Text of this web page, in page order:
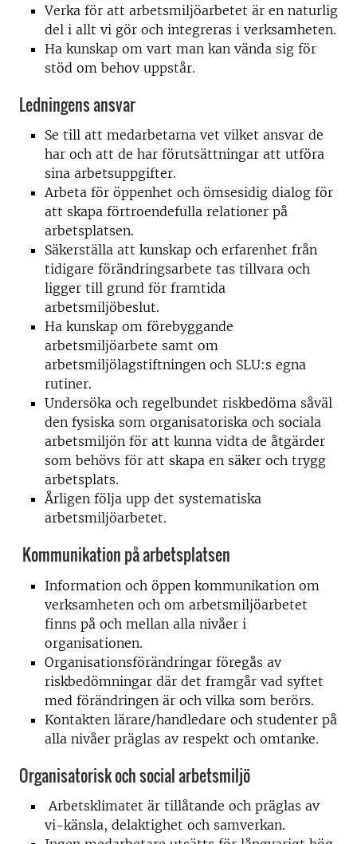
Verka för att arbetsmiljöarbetet är en naturlig
del i allt vi gör och integreras i verksamheten.
Ha kunskap om vart man kan vända sig för
stöd om behov uppstår.
Ledningens ansvar
Se till att medarbetarna vet vilket ansvar de
har och att de har förutsättningar att utföra
sina arbetsuppgifter.
Arbeta för öppenhet och ömsesidig dialog för
att skapa förtroendefulla relationer på
arbetsplatsen.
Säkerställa att kunskap och erfarenhet från
tidigare förändringsarbete tas tillvara och
ligger till grund för framtida
arbetsmiljöbeslut.
Ha kunskap om förebyggande
arbetsmiljöarbete samt om
arbetsmiljölagstiftningen och SLU:s egna
rutiner.
Undersöka och regelbundet riskbedöma såväl
den fysiska som organisatoriska och sociala
arbetsmiljön för att kunna vidta de åtgärder
som behövs för att skapa en säker och trygg
arbetsplats.
Årligen följa upp det systematiska
arbetsmiljöarbetet.
Kommunikation på arbetsplatsen
Information och öppen kommunikation om
verksamheten och om arbetsmiljöarbetet
finns på och mellan alla nivåer i
organisationen.
Organisationsförändringar föregås av
riskbedömningar där det framgår vad syftet
med förändringen är och vilka som berörs.
Kontakten lärare/handledare och studenter på
alla nivåer präglas av respekt och omtanke.
Organisatorisk och social arbetsmiljö
Arbetsklimatet är tillåtande och präglas av
vi-känsla, delaktighet och samverkan.